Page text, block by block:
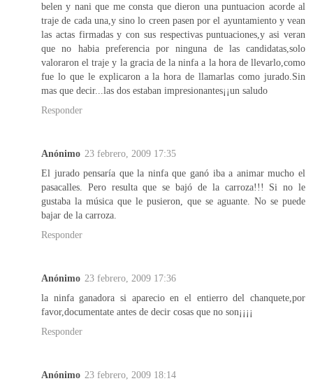
belen y nani que me consta que dieron una puntuacion acorde al
traje de cada una,y sino lo creen pasen por el ayuntamiento y vean
las actas firmadas y con sus respectivas puntuaciones,y asi veran
que no habia preferencia por ninguna de las candidatas,solo
valoraron el traje y la gracia de la ninfa a la hora de llevarlo,como
fue lo que le explicaron a la hora de llamarlas como jurado.Sin
mas que decir...las dos estaban impresionantes¡¡un saludo
Responder
Anónimo 23 febrero, 2009 17:35
El jurado pensaría que la ninfa que ganó iba a animar mucho el
pasacalles. Pero resulta que se bajó de la carroza!!! Si no le
gustaba la música que le pusieron, que se aguante. No se puede
bajar de la carroza.
Responder
Anónimo 23 febrero, 2009 17:36
la ninfa ganadora si aparecio en el entierro del chanquete,por
favor,documentate antes de decir cosas que no son¡¡¡¡
Responder
Anónimo 23 febrero, 2009 18:14